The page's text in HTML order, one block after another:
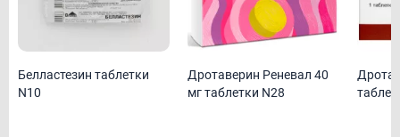
Белластезин таблетки
N10
Дротаверин Реневал 40
мг таблетки N28